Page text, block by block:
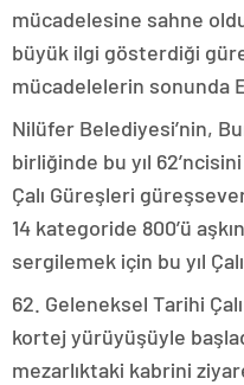
mücadelesine sahne
büyük ilgi gösterdiği
mücadelelerin sonunda
Nilüfer Belediyesi’nin,
birliğinde bu yıl
Çalı Güreşleri
14 kategoride 800’ü
sergilemek için bu yıl
62. Geleneksel Tarihi
kortej yürüyüşüyle
mezarlıktaki kabrini